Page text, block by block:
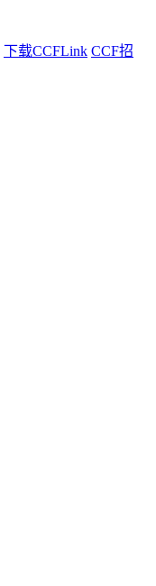
下载CCFLink CCF招